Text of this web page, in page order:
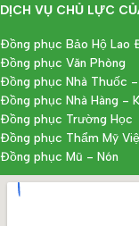
DỊCH VỤ CHỦ LỰC
Đồng phục Bảo Hộ Lao
Đồng phục Văn Phòng
Đồng phục Nhà Thuốc -
Đồng phục Nhà Hàng -
Đồng phục Trường Học
Đồng phục Thẩm Mỹ
Đồng phục Mũ - Nón